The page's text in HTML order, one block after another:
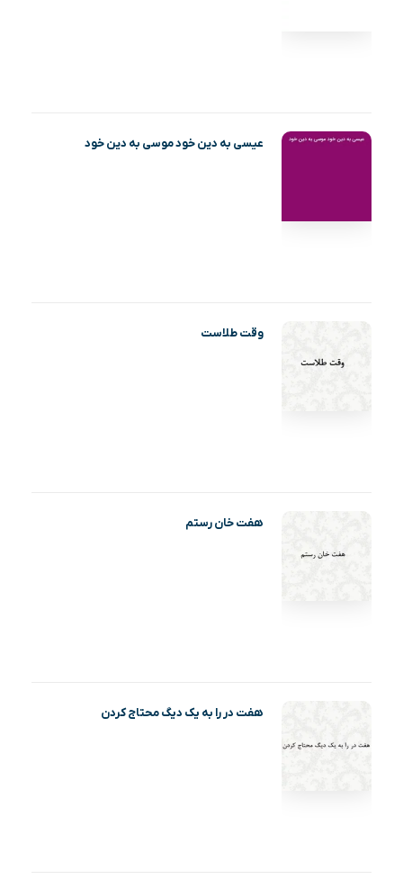
عیسی به دین خود موسی به دین خود
وقت طلاست
هفت خان رستم
هفت در را به یک دیگ محتاج کردن